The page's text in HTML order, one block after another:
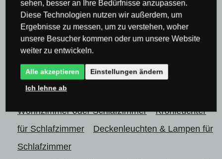
Kronleuchter & Deckenleuchten
Lampen & Beleuchtung nach Raum
Lampen für
Wohnzimmer oder Schlafzimmer
Kronleuchter
Wohnzimmer
Lampen & Beleuchtung nach Raum
Wohnzimmer oder Schlafzimmer
Kronleuchter
für Schlafzimmer
Deckenleuchten & Lampen für
Schlafzimmer
sehen, besser an Ihre Bedürfnisse anzupassen.
Diese Technologien nutzen wir außerdem, um
Ergebnisse zu messen, um zu verstehen, woher
unsere Besucher kommen oder um unsere Website
weiter zu entwickeln.
Alle akzeptieren Einstellungen ändern
Ich lehne ab